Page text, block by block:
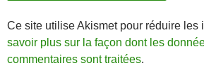
Ce site utilise Akismet pour réduire les
savoir plus sur la façon dont les
commentaires sont traitées.